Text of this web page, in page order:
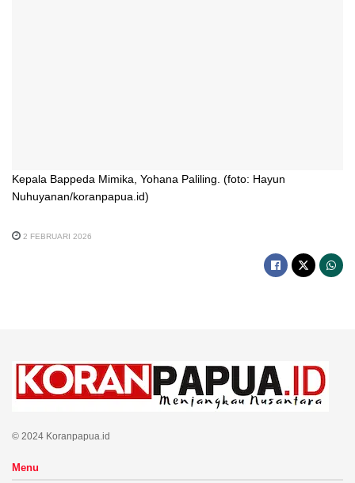
Kepala Bappeda Mimika, Yohana Paliling. (foto: Hayun
Nuhuyanan/koranpapua.id)
2 FEBRUARI 2026
© 2024 Koranpapua.id
Menu